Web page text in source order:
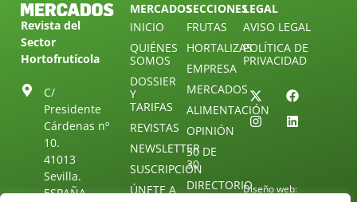
Revista del
Sector
Hortofrutícola
C/
Presidente
Cárdenas nº
10.
41013
Sevilla.
ESPAÑA
MERCADOS
INICIO
QUIÉNES
SOMOS
DOSSIER
Y
TARIFAS
REVISTAS
NEWSLETTER
SUSCRIPCIÓN
ÚNETE A
SECCIONES
FRUTAS
HORTALIZAS
EMPRESA
MERCADOS
ALIMENTACIÓN
OPINIÓN
30 DE
30
DIRECTORIO
LEGAL
AVISO LEGAL
POLÍTICA DE
PRIVACIDAD
Diseño web: